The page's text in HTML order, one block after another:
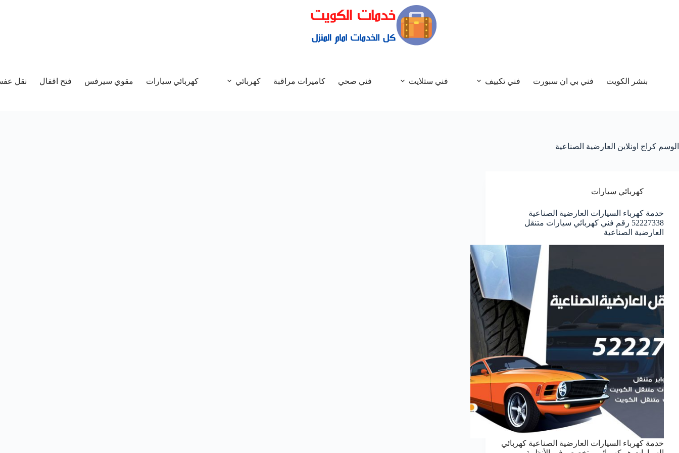
بنشر الكويت فني بي ان سبورت فني تكييف فني ستلايت فني صحي كاميرات مراقبة كهربائي كهربائي سيارات مقوي سيرفس فتح اقفال نقل
الوسم كراج اونلاين العارضية الصناعية
كهربائي سيارات
خدمة كهرباء السيارات العارضية الصناعية
52227338 رقم فني كهربائي سيارات متنقل
العارضية الصناعية
خدمة كهرباء السيارات العارضية الصناعية كهربائي